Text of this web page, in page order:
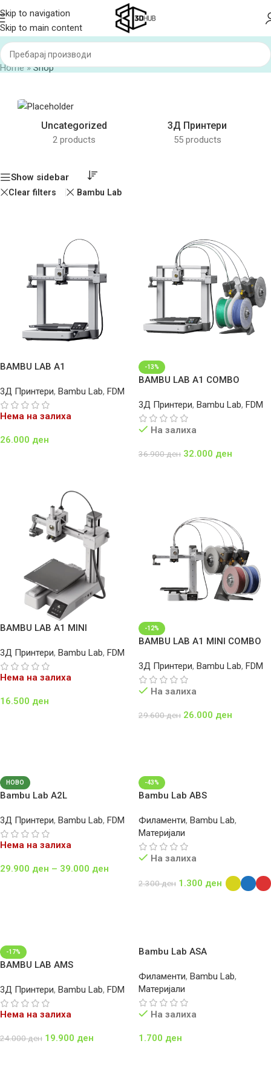
Skip to navigation
Skip to main content
Home»Shop
Uncategorized
2 products
3Д Принтери
55 products
Show sidebar
Clear filters Bambu Lab
BAMBU LAB A1
3Д Принтери, Bambu Lab, FDM
Нема на залиха
26.000 ден
-13%
BAMBU LAB A1 COMBO
3Д Принтери, Bambu Lab, FDM
На залиха
36.900ден 32.000 ден
BAMBU LAB A1 MINI
3Д Принтери, Bambu Lab, FDM
Нема на залиха
16.500 ден
-12%
BAMBU LAB A1 MINI COMBO
3Д Принтери, Bambu Lab, FDM
На залиха
29.600ден 26.000 ден
НОВО
Bambu Lab A2L
3Д Принтери, Bambu Lab, FDM
Нема на залиха
29.900 ден – 39.000 ден
-43%
Bambu Lab ABS
Филаменти, Bambu Lab,
Материјали
На залиха
2.300ден 1.300 ден
-17%
BAMBU LAB AMS
3Д Принтери, Bambu Lab, FDM
Нема на залиха
24.000ден 19.900 ден
Bambu Lab ASA
Филаменти, Bambu Lab,
Материјали
На залиха
1.700 ден